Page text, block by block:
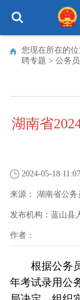
您现在所在的位
聘专题 > 公务
湖南省
2024-05-18 11:07
来源： 湖南省公务
发布机构： 蓝山县
作者：
根据公务
年考试录用公